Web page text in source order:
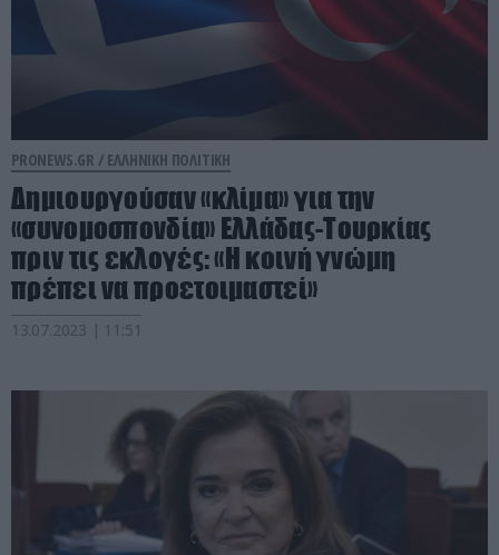
PRONEWS.GR / ΕΛΛΗΝΙΚΗ ΠΟΛΙΤΙΚΗ
Δημιουργούσαν «κλίμα» για την
«συνομοσπονδία» Ελλάδας-Τουρκίας
πριν τις εκλογές: «Η κοινή γνώμη
πρέπει να προετοιμαστεί»
13.07.2023 | 11:51